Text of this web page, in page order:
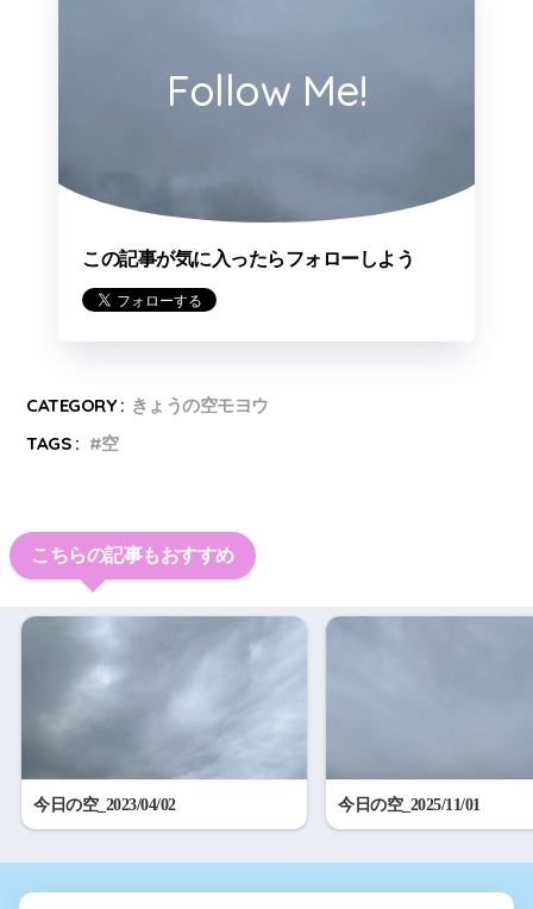
Follow Me!
この記事が気に入ったらフォローしよう
CATEGORY : きょうの空モヨウ
TAGS :
空
こちらの記事もおすすめ
今日の空_2023/04/02 今日の空_2025/11/01